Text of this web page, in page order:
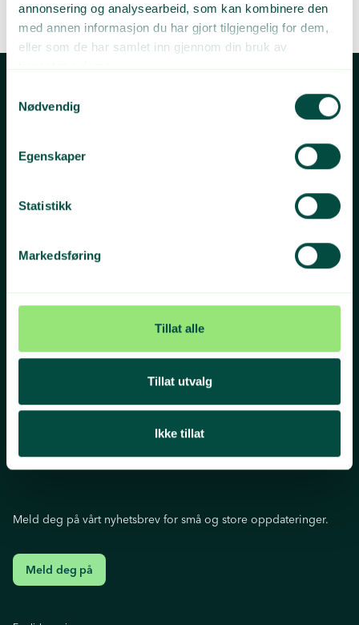
annonsering og analysearbeid, som kan kombinere den
med annen informasjon du har gjort tilgjengelig for dem,
eller som de har samlet inn gjennom din bruk av
Nødvendig
Egenskaper
Statistikk
Markedsføring
Tillat alle
Tillat utvalg
Ikke tillat
+47 91820230
Kontakt oss
Telefon
Besøksadresse
Organisasjonsnummer
977 075 521
Sosiale medier
Instagram
Linkedln
Meld deg på vårt nyhetsbrev for små og store oppdateringer.
Meld deg på